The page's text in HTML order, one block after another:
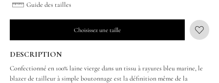
Guide des tailles
Choisissez une taille
DESCRIPTION
Confectionné en 100% laine vierge dans un tissu à rayures bleu marine, le
blazer de tailleur à simple boutonnage est la définition même de la